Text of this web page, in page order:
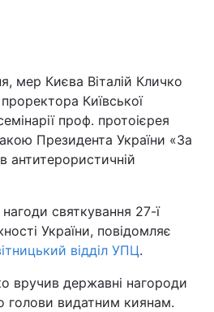
мер Києва Віталій Кличко
Київської
проф. протоієрея
Президента України «За
антитерористичній
святкування 27-ї
України, повідомляє
відділ УПЦ.
вручив державні нагороди
голови видатним киянам.